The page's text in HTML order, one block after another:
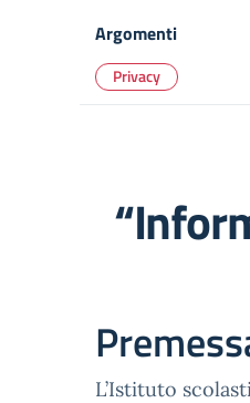
Argomenti
Privacy
L’Istituto